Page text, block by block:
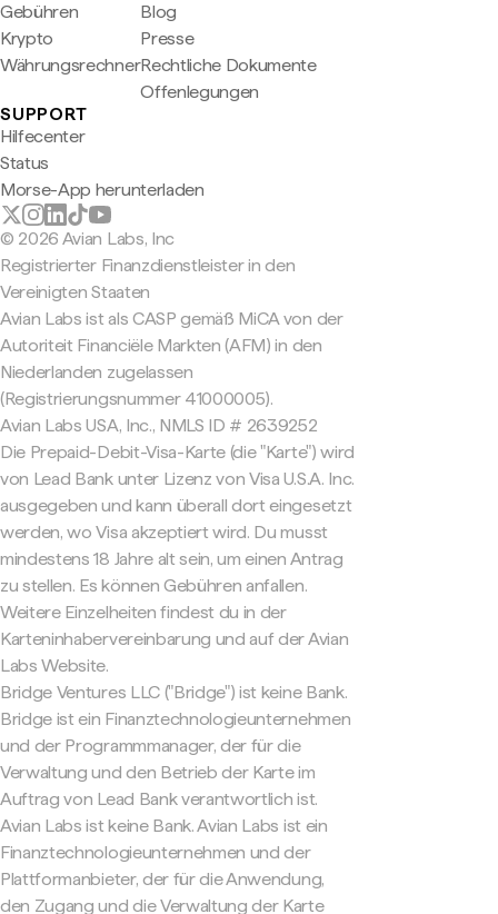
Gebühren
Krypto
Währungsrechner
Blog
Presse
Rechtliche Dokumente
Offenlegungen
SUPPORT
Hilfecenter
Status
Morse-App herunterladen
© 2026 Avian Labs, Inc
Registrierter Finanzdienstleister in den
Vereinigten Staaten
Avian Labs ist als CASP gemäß MiCA von der
Autoriteit Financiële Markten (AFM) in den
Niederlanden zugelassen
(Registrierungsnummer 41000005).
Avian Labs USA, Inc., NMLS ID # 2639252
Die Prepaid-Debit-Visa-Karte (die "Karte") wird
von Lead Bank unter Lizenz von Visa U.S.A. Inc.
ausgegeben und kann überall dort eingesetzt
werden, wo Visa akzeptiert wird. Du musst
mindestens 18 Jahre alt sein, um einen Antrag
zu stellen. Es können Gebühren anfallen.
Weitere Einzelheiten findest du in der
Karteninhabervereinbarung und auf der Avian
Labs Website.
Bridge Ventures LLC ("Bridge") ist keine Bank.
Bridge ist ein Finanztechnologieunternehmen
und der Programmmanager, der für die
Verwaltung und den Betrieb der Karte im
Auftrag von Lead Bank verantwortlich ist.
Avian Labs ist keine Bank. Avian Labs ist ein
Finanztechnologieunternehmen und der
Plattformanbieter, der für die Anwendung,
den Zugang und die Verwaltung der Karte